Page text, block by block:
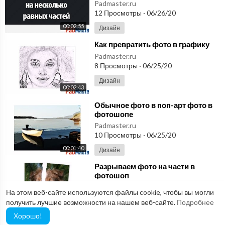
На этом веб-сайте используются файлы cookie, чтобы вы могли
получить лучшие возможности на нашем веб-сайте. Подробнее
Хорошо!
uZ7w4Qs
#sonyvegas #сонивегас #видеомонтаж #урокивидеомонтажа #
футаж #footage #background #overlay #chromekey #mask #al
fachannel #слайдшоу
00:02:55
Padmaster.ru
12 Просмотры · 06/26/20
Дизайн
00:02:43
⁣Как превратить фото в графику
Padmaster.ru
8 Просмотры · 06/25/20
Дизайн
00:01:40
⁣Обычное фото в поп-арт фото в
фотошопе
Padmaster.ru
10 Просмотры · 06/25/20
Дизайн
⁣Разрываем фото на части в
фотошоп
9 Просмотры ·06/25/20